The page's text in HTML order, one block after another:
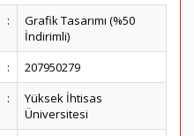
:
Grafik Tasarımı (%50
İndirimli)
:
207950279
:
Yüksek İhtisas
Üniversitesi